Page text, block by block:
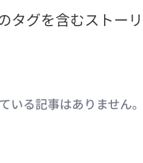
タグを含むストー
いる記事はありません。